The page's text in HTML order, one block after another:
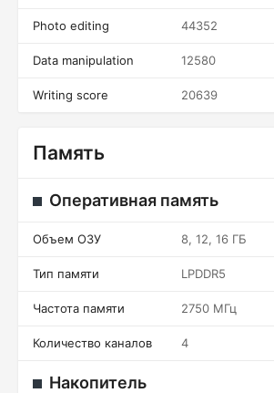
Photo editing 44352
Data manipulation 12580
Writing score 20639
Память
Оперативная память
Объем ОЗУ 8, 12, 16 ГБ
Тип памяти LPDDR5
Частота памяти 2750 МГц
Количество каналов 4
Накопитель